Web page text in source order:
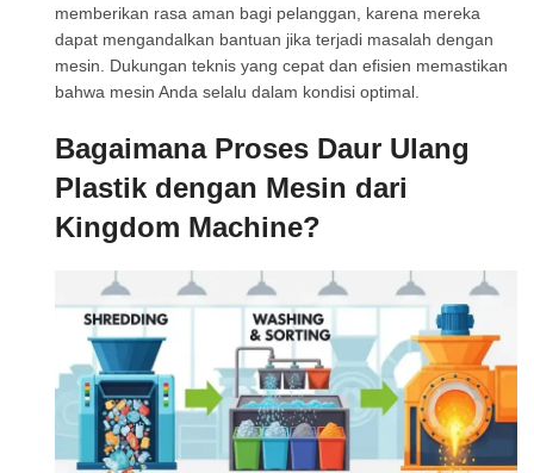
memberikan rasa aman bagi pelanggan, karena mereka
dapat mengandalkan bantuan jika terjadi masalah dengan
mesin. Dukungan teknis yang cepat dan efisien memastikan
bahwa mesin Anda selalu dalam kondisi optimal.
Bagaimana Proses Daur Ulang
Plastik dengan Mesin dari
Kingdom Machine?